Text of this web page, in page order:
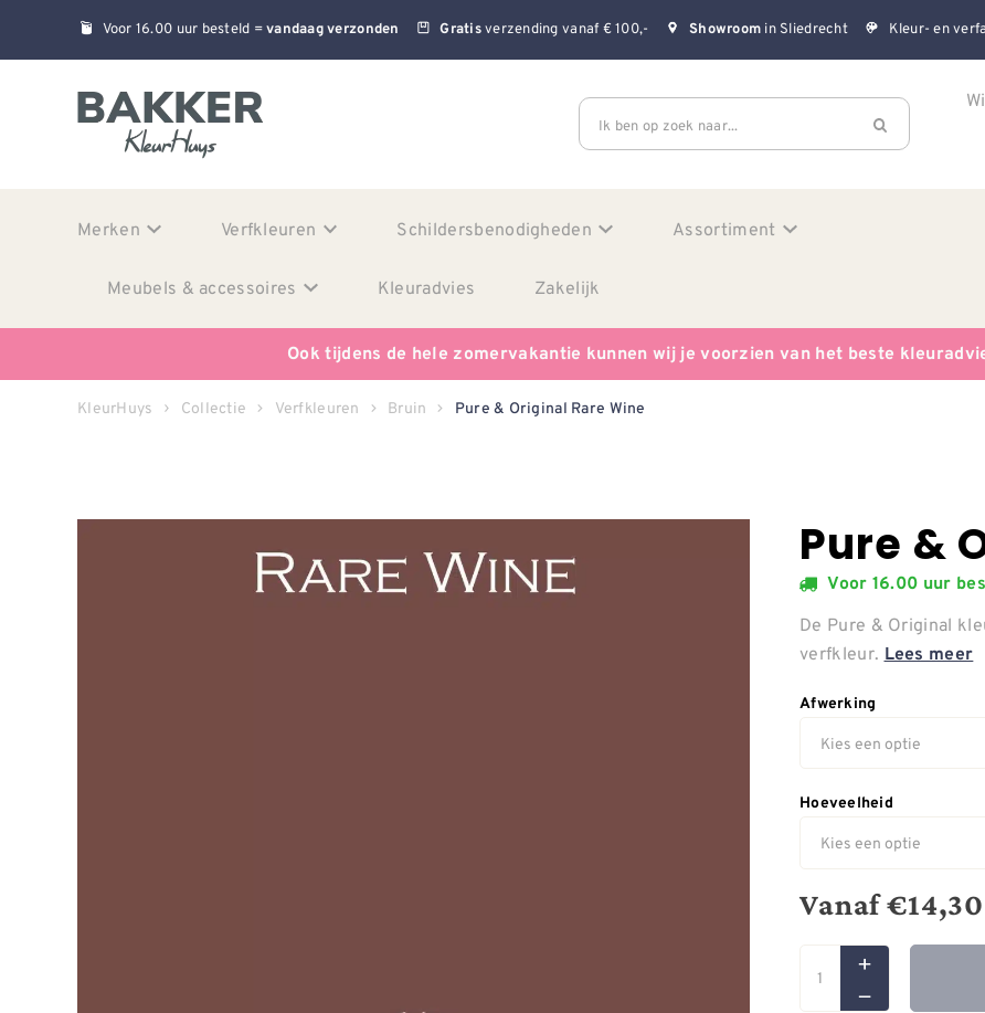
Voor 16.00 uur besteld =vandaag verzonden Gratisverzending vanaf € 100,- Showroom in Sliedrecht Kleur- en
Ik ben op zoek naar...
Merken Verfkleuren Schildersbenodigheden Assortiment
Meubels & accessoires Kleuradvies Zakelijk
Ook tijdens de hele zomervakantie kunnen wij je voorzien van het beste
KleurHuys Collectie Verfkleuren Bruin Pure & Original Rare Wine
Pure &
Voor 16.00 uur
De Pure & Original
verfkleur. Lees meer
Afwerking
Hoeveelheid
Vanaf€14,30